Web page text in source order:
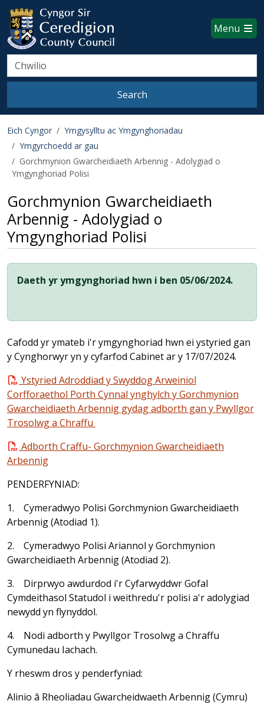
Skip to main content
Ceredigion County Council
Menu
Search
Search
Eich Cyngor
Ymgysylltu ac Ymgynghoriadau
Ymgyrchoedd ar gau
Gorchmynion Gwarcheidiaeth Arbennig - Adolygiad o
Ymgynghoriad Polisi
Gorchmynion Gwarcheidiaeth
Arbennig - Adolygiad o
Ymgynghoriad Polisi
Daeth yr ymgynghoriad hwn i ben 05/06/2024.
Cafodd yr ymateb i'r ymgynghoriad hwn ei ystyried gan
y Cynghorwyr yn y cyfarfod Cabinet ar y 17/07/2024.
Ystyried Adroddiad y Swyddog Arweiniol
Corfforaethol Porth Cynnal ynghylch y Gorchmynion
Gwarcheidiaeth Arbennig gydag adborth gan y Pwyllgor
Trosolwg a Chraffu
Adborth Craffu- Gorchmynion Gwarcheidiaeth
Arbennig
PENDERFYNIAD:
1. Cymeradwyo Polisi Gorchmynion Gwarcheidiaeth
Arbennig (Atodiad 1).
2. Cymeradwyo Polisi Ariannol y Gorchmynion
Gwarcheidiaeth Arbennig (Atodiad 2).
3. Dirprwyo awdurdod i'r Cyfarwyddwr Gofal
Cymdeithasol Statudol i weithredu'r polisi a'r adolygiad
newydd yn flynyddol.
4. Nodi adborth y Pwyllgor Trosolwg a Chraffu
Cymunedau Iachach.
Y rheswm dros y penderfyniad:
Alinio â Rheoliadau Gwarcheidwaeth Arbennig (Cymru)